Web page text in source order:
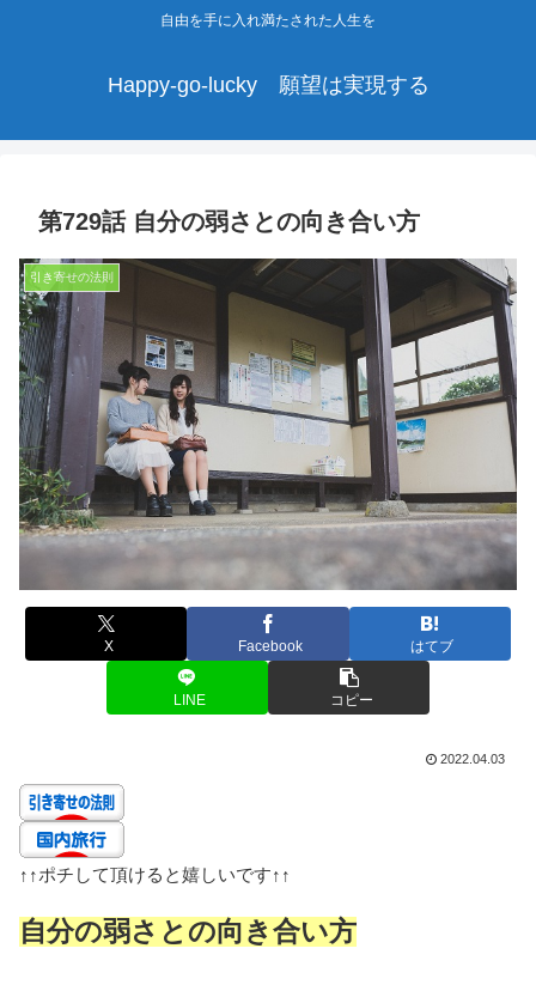
自由を手に入れ満たされた人生を
Happy-go-lucky 願望は実現する
第729話 自分の弱さとの向き合い方
引き寄せの法則
X Facebook はてブ
LINE コピー
2022.04.03
↑↑ポチして頂けると嬉しいです↑↑
自分の弱さとの向き合い方